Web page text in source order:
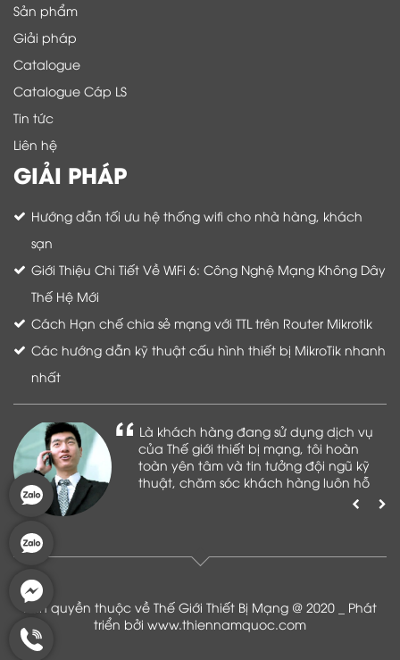
Sản phẩm
Giải pháp
Catalogue
Catalogue Cáp LS
Tin tức
Liên hệ
GIẢI PHÁP
Hướng dẫn tối ưu hệ thống wifi cho nhà hàng, khách
sạn
Giới Thiệu Chi Tiết Về WiFi 6: Công Nghệ Mạng Không Dây
Thế Hệ Mới
Cách Hạn chế chia sẻ mạng với TTL trên Router Mikrotik
Các hướng dẫn kỹ thuật cấu hình thiết bị MikroTik nhanh
nhất
Là khách hàng đang sử dụng dịch vụ
của Thế giới thiết bị mạng, tôi hoàn
toàn yên tâm và tin tưởng đội ngũ kỹ
thuật, chăm sóc khách hàng luôn hỗ
Bản quyền thuộc về Thế Giới Thiết Bị Mạng @ 2020 _ Phát
triển bởi www.thiennamquoc.com